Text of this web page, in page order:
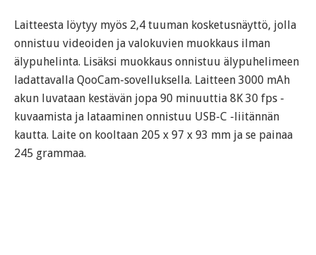
Laitteesta löytyy myös 2,4 tuuman kosketusnäyttö, jolla
onnistuu videoiden ja valokuvien muokkaus ilman
älypuhelinta. Lisäksi muokkaus onnistuu älypuhelimeen
ladattavalla QooCam-sovelluksella. Laitteen 3000 mAh
akun luvataan kestävän jopa 90 minuuttia 8K 30 fps -
kuvaamista ja lataaminen onnistuu USB-C -liitännän
kautta. Laite on kooltaan 205 x 97 x 93 mm ja se painaa
245 grammaa.